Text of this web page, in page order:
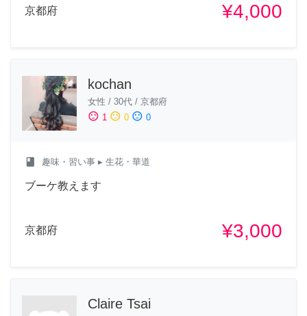
京都府 ¥4,000
kochan
女性 / 30代 / 京都府
sentiment_satisfied 1 sentiment_neutral 0 sentiment_dissatisfied 0
class 趣味・習い事 ▸ 生花・華道
ブーケ教えます
京都府 ¥3,000
Claire Tsai